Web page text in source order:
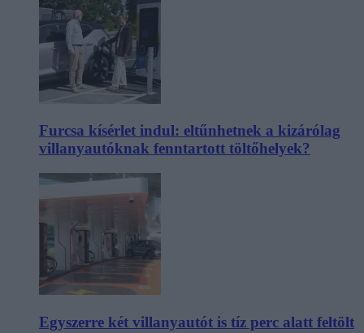
Furcsa kísérlet indul: eltűnhetnek a kizárólag
villanyautóknak fenntartott töltőhelyek?
Egyszerre két villanyautót is tíz perc alatt feltölt